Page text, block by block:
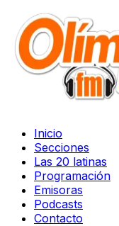
Inicio
Secciones
Las 20 latinas
Programación
Emisoras
Podcasts
Contacto